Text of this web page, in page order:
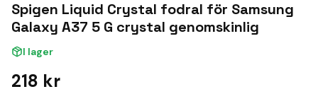
Kundvagn
Boka Reparation
Spigen Liquid Crystal fodral för Samsung
Galaxy A37 5 G crystal genomskinlig
I lager
218 kr